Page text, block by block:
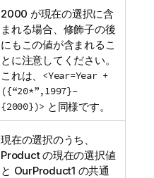
2000 が現在の選択に含
まれる場合、修飾子の後
にもこの値が含まれるこ
とに注意してください。
これは、 <Year=Year +
({“20*”,1997}–
{2000})> と同様です。
現在の選択のうち、
Product の現在の選択値
と OurProduct1 の共通